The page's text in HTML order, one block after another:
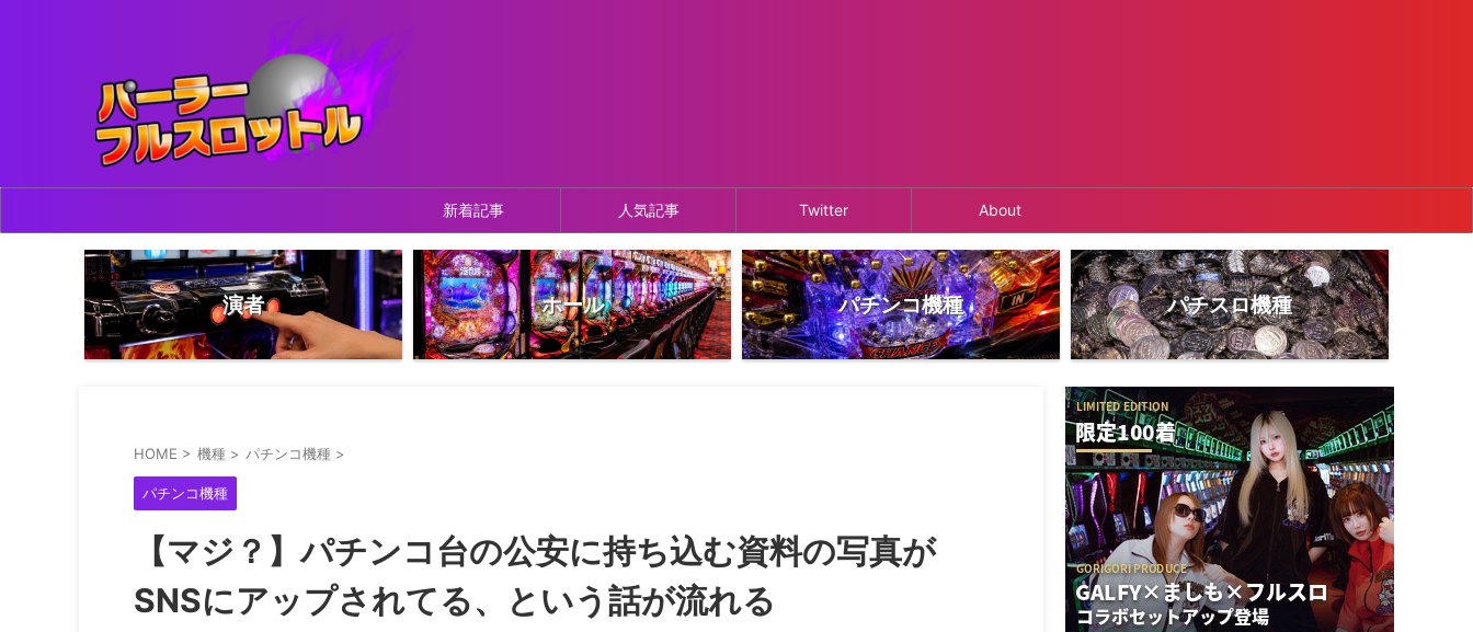
新着記事 人気記事 Twitter About
演者 ホール パチンコ機種 パチスロ機種
HOME > 機種 > パチンコ機種 >
パチンコ機種
【マジ？】パチンコ台の公安に持ち込む資料の写真が
SNSにアップされてる、という話が流れる